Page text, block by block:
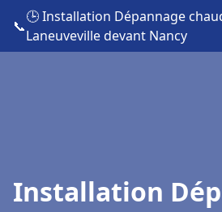
📞
🕒 Installation Dépannage
Laneuveville devant Nancy
Installation